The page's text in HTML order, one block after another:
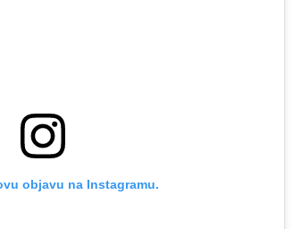
objavu na Instagramu.